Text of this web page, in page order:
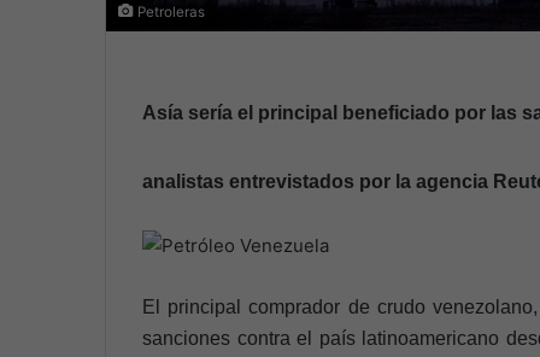
Petroleras
Asía sería el principal beneficiado por las
analistas entrevistados por la agencia
El principal comprador de crudo
sanciones contra el país latinoamericano